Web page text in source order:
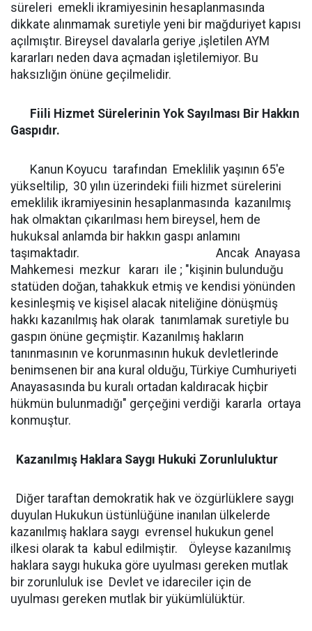
süreleri emekli ikramiyesinin hesaplanmasında
dikkate alınmamak suretiyle yeni bir mağduriyet kapısı
açılmıştır. Bireysel davalarla geriye ,işletilen AYM
kararları neden dava açmadan işletilemiyor. Bu
haksızlığın önüne geçilmelidir.
Fiili Hizmet Sürelerinin Yok Sayılması Bir Hakkın
Gaspıdır.
Kanun Koyucu tarafından Emeklilik yaşının 65'e
yükseltilip, 30 yılın üzerindeki fiili hizmet sürelerini
emeklilik ikramiyesinin hesaplanmasında kazanılmış
hak olmaktan çıkarılması hem bireysel, hem de
hukuksal anlamda bir hakkın gaspı anlamını
taşımaktadır. Ancak Anayasa
Mahkemesi mezkur kararı ile ; "kişinin bulunduğu
statüden doğan, tahakkuk etmiş ve kendisi yönünden
kesinleşmiş ve kişisel alacak niteliğine dönüşmüş
hakkı kazanılmış hak olarak tanımlamak suretiyle bu
gaspın önüne geçmiştir. Kazanılmış hakların
tanınmasının ve korunmasının hukuk devletlerinde
benimsenen bir ana kural olduğu, Türkiye Cumhuriyeti
Anayasasında bu kuralı ortadan kaldıracak hiçbir
hükmün bulunmadığı" gerçeğini verdiği kararla ortaya
konmuştur.
Kazanılmış Haklara Saygı Hukuki Zorunluluktur
Diğer taraftan demokratik hak ve özgürlüklere saygı
duyulan Hukukun üstünlüğüne inanılan ülkelerde
kazanılmış haklara saygı evrensel hukukun genel
ilkesi olarak ta kabul edilmiştir. Öyleyse kazanılmış
haklara saygı hukuka göre uyulması gereken mutlak
bir zorunluluk ise Devlet ve idareciler için de
uyulması gereken mutlak bir yükümlülüktür.